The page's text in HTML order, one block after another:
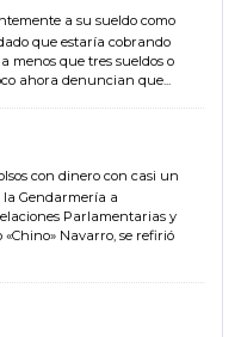
a su sueldo como
que estaría cobrando
menos que tres sueldos o
ahora denuncian que...
con dinero con casi un
la Gendarmería a
Parlamentarias y
Navarro, se refirió